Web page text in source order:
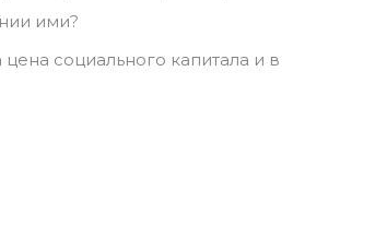
ими?
социального капитала и в